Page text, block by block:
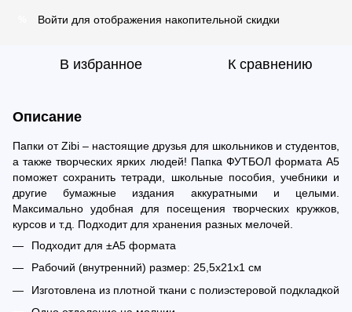
Войти для отображения накопительной скидки
В избранное К сравнению
Описание
Папки от Zibi – настоящие друзья для школьников и студентов,
а также творческих ярких людей! Папка ФУТБОЛ формата А5
поможет сохранить тетради, школьные пособия, учебники и
другие бумажные издания аккуратными и целыми.
Максимально удобная для посещения творческих кружков,
курсов и т.д. Подходит для хранения разных мелочей.
Подходит для ±А5 формата
Рабочий (внутренний) размер: 25,5х21х1 см
Изготовлена из плотной ткани с полиэстеровой подкладкой